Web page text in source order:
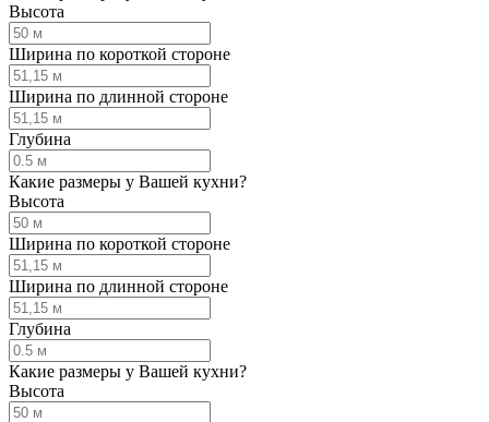
Высота
Ширина по короткой стороне
Ширина по длинной стороне
Глубина
Какие размеры у Вашей кухни?
Высота
Ширина по короткой стороне
Ширина по длинной стороне
Глубина
Какие размеры у Вашей кухни?
Высота